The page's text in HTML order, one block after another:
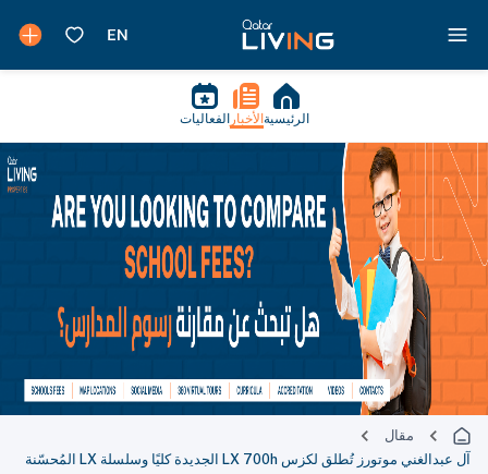
الرئيسية الأخبار الفعاليات
مقال
آل عبدالغني موتورز تُطلق لكزس LX 700h الجديدة كليًا وسلسلة LX المُحسّنة